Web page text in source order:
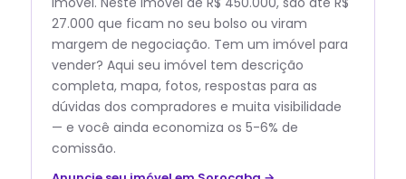
27.000 que ficam no seu bolso ou viram
margem de negociação. Tem um imóvel para
vender? Aqui seu imóvel tem descrição
completa, mapa, fotos, respostas para as
dúvidas dos compradores e muita visibilidade
— e você ainda economiza os 5-6% de
comissão.